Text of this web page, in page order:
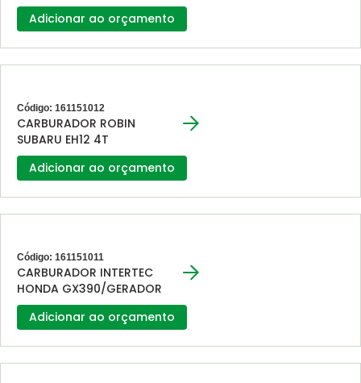
Adicionar ao orçamento
Código: 161151012
CARBURADOR ROBIN
SUBARU EH12 4T
Adicionar ao orçamento
Código: 161151011
CARBURADOR INTERTEC
HONDA GX390/GERADOR
Adicionar ao orçamento